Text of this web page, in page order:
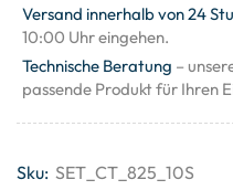
Versand innerhalb von 24
10:00 Uhr eingehen.
Technische Beratung –
passende Produkt für Ihren
Sku: SET_CT_825_10S